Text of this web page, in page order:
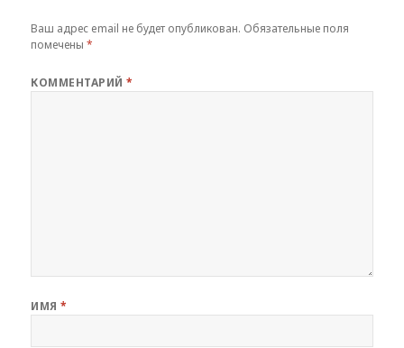
Ваш адрес email не будет опубликован. Обязательные поля
помечены*
КОММЕНТАРИЙ*
ИМЯ*